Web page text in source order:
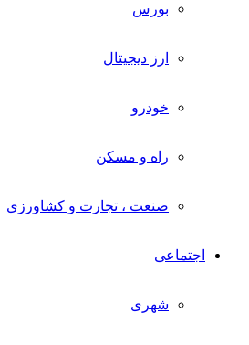
بورس
ارز دیجیتال
خودرو
راه و مسکن
صنعت ، تجارت و کشاورزی
اجتماعی
شهری